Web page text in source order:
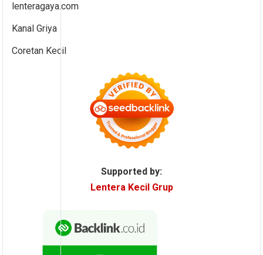
lenteragaya.com
Kanal Griya
Coretan Kecil
Supported by:
Lentera Kecil Grup